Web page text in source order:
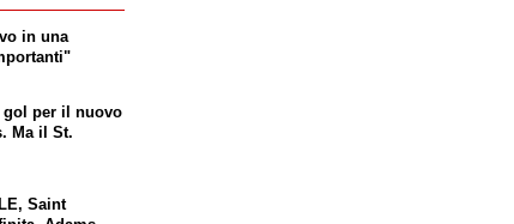
in una
gol per il nuovo
Ma il St.
Saint